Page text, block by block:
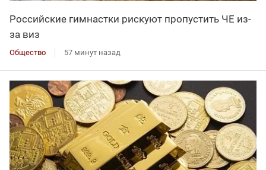
Российские гимнастки рискуют пропустить ЧЕ из-
за виз
Общество 57 минут назад